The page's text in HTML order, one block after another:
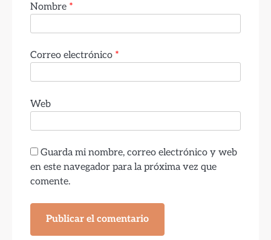
Nombre *
Correo electrónico *
Web
Guarda mi nombre, correo electrónico y web
en este navegador para la próxima vez que
comente.